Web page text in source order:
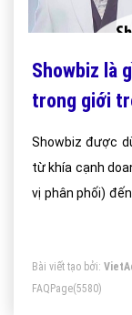
Showbiz là
trong giới
Showbiz được
từ khía cạnh
vị phân phối)
Bài viết tạo bởi:
FAQPage(5580)